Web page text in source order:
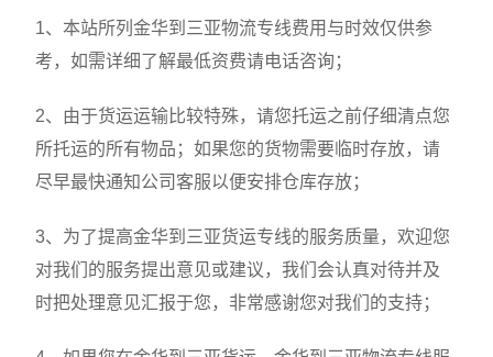
1、本站所列金华到三亚物流专线费用与时效仅供参
考，如需详细了解最低资费请电话咨询；
2、由于货运运输比较特殊，请您托运之前仔细清点您
所托运的所有物品；如果您的货物需要临时存放，请
尽早最快通知公司客服以便安排仓库存放；
3、为了提高金华到三亚货运专线的服务质量，欢迎您
对我们的服务提出意见或建议，我们会认真对待并及
时把处理意见汇报于您，非常感谢您对我们的支持；